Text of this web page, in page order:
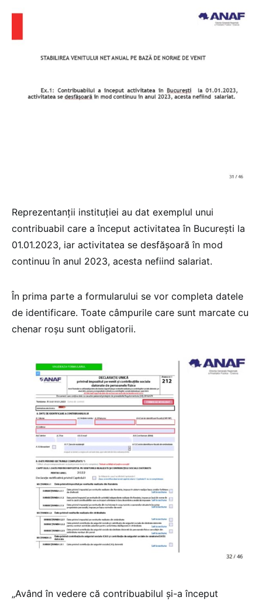
Reprezentanții instituției au dat exemplul unui
contribuabil care a început activitatea în București la
01.01.2023, iar activitatea se desfășoară în mod
continuu în anul 2023, acesta nefiind salariat.
În prima parte a formularului se vor completa datele
de identificare. Toate câmpurile care sunt marcate cu
chenar roșu sunt obligatorii.
„Având în vedere că contribuabilul și-a început